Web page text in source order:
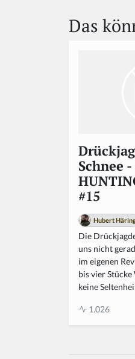
Das
Schnee
#15
Hubert
Die
uns nicht
im eigenen
bis vier
keine
1.026